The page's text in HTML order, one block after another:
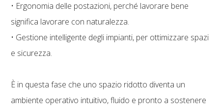
• Ergonomia delle postazioni, perché lavorare bene
significa lavorare con naturalezza.
• Gestione intelligente degli impianti, per ottimizzare spazi
e sicurezza.
È in questa fase che uno spazio ridotto diventa un
ambiente operativo intuitivo, fluido e pronto a sostenere